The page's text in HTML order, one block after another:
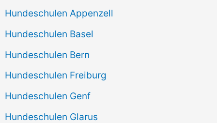
Hundeschulen Appenzell
Hundeschulen Basel
Hundeschulen Bern
Hundeschulen Freiburg
Hundeschulen Genf
Hundeschulen Glarus